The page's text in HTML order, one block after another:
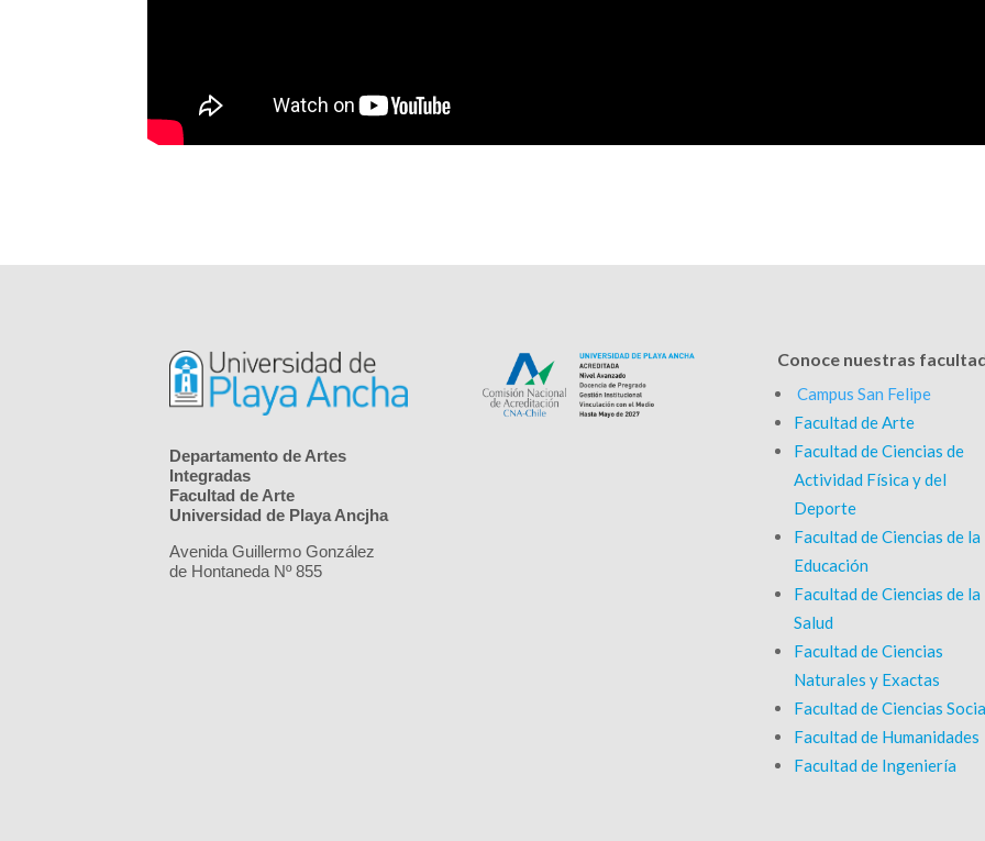
Departamento de Artes
Integradas
Facultad de Arte
Universidad de Playa Ancjha
Avenida Guillermo González
de Hontaneda Nº 855
Conoce nuestras
Campus San Felipe
Facultad de Arte
Facultad de Ciencias de
Actividad Física y del
Deporte
Facultad de Ciencias de la
Educación
Facultad de Ciencias de la
Salud
Facultad de Ciencias
Naturales y Exactas
Facultad de Ciencias
Facultad de Humanidades
Facultad de Ingeniería